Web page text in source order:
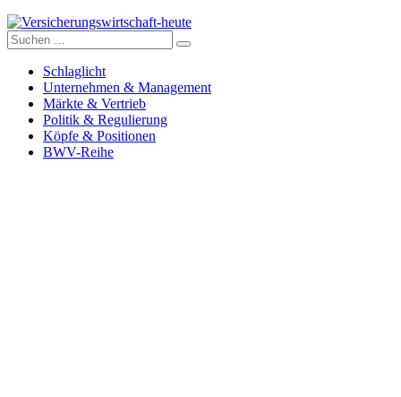
Versicherungswirtschaft-heute
Suche
nach:
Schlaglicht
Unternehmen & Management
Märkte & Vertrieb
Politik & Regulierung
Köpfe & Positionen
BWV-Reihe